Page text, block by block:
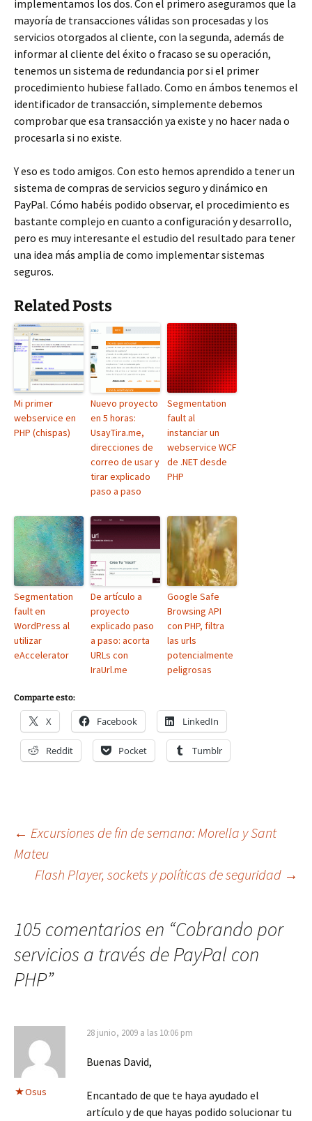
implementamos los dos. Con el primero aseguramos que la
mayoría de transacciones válidas son procesadas y los
servicios otorgados al cliente, con la segunda, además de
informar al cliente del éxito o fracaso se su operación,
tenemos un sistema de redundancia por si el primer
procedimiento hubiese fallado. Como en ámbos tenemos el
identificador de transacción, simplemente debemos
comprobar que esa transacción ya existe y no hacer nada o
procesarla si no existe.
Y eso es todo amigos. Con esto hemos aprendido a tener un
sistema de compras de servicios seguro y dinámico en
PayPal. Cómo habéis podido observar, el procedimiento es
bastante complejo en cuanto a configuración y desarrollo,
pero es muy interesante el estudio del resultado para tener
una idea más amplia de como implementar sistemas
seguros.
Related Posts
Mi primer
webservice en
PHP (chispas)
Nuevo proyecto
en 5 horas:
UsayTira.me,
direcciones de
correo de usar y
tirar explicado
paso a paso
Segmentation
fault al
instanciar un
webservice WCF
de .NET desde
PHP
Segmentation
fault en
WordPress al
utilizar
eAccelerator
De artículo a
proyecto
explicado paso
a paso: acorta
URLs con
IraUrl.me
Google Safe
Browsing API
con PHP, filtra
las urls
potencialmente
peligrosas
Comparte esto:
X Facebook LinkedIn
Reddit Pocket Tumblr
Navegación
de
entradas
← Excursiones de fin de semana: Morella y Sant
Mateu
Flash Player, sockets y políticas de seguridad →
105 comentarios en “Cobrando por
servicios a través de PayPal con
PHP”
Osus
28 junio, 2009 a las 10:06 pm
Buenas David,
Encantado de que te haya ayudado el
artículo y de que hayas podido solucionar tu